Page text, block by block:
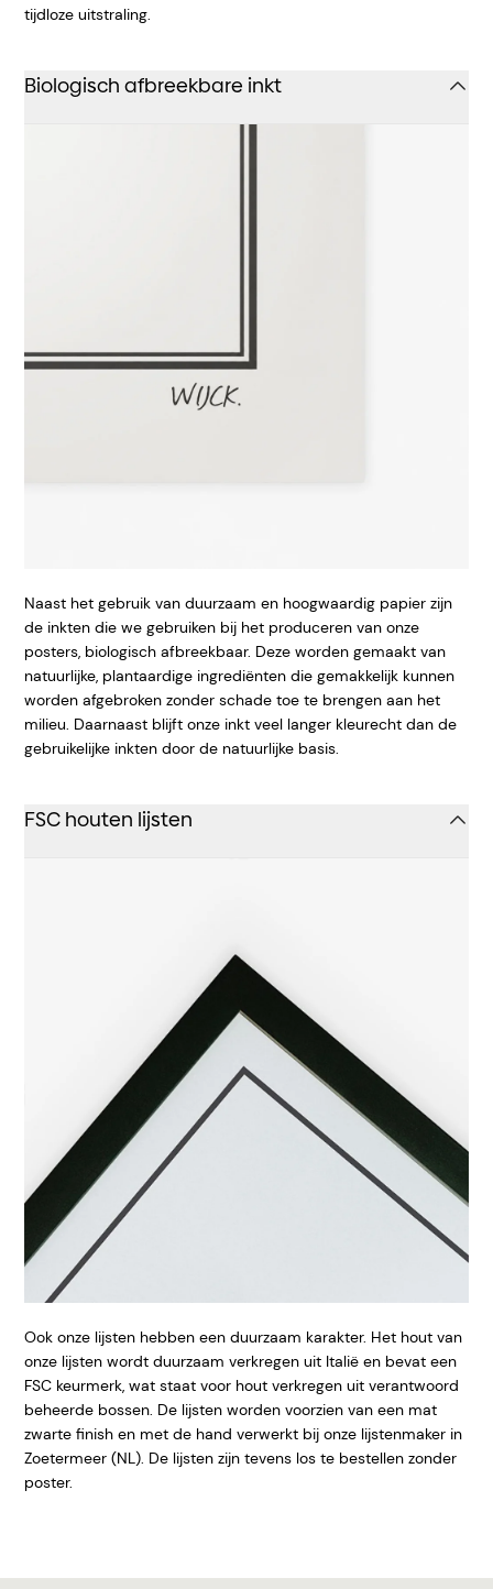
tijdloze uitstraling.
Biologisch afbreekbare inkt
Naast het gebruik van duurzaam en hoogwaardig papier zijn
de inkten die we gebruiken bij het produceren van onze
posters, biologisch afbreekbaar. Deze worden gemaakt van
natuurlijke, plantaardige ingrediënten die gemakkelijk kunnen
worden afgebroken zonder schade toe te brengen aan het
milieu. Daarnaast blijft onze inkt veel langer kleurecht dan de
gebruikelijke inkten door de natuurlijke basis.
FSC houten lijsten
Ook onze lijsten hebben een duurzaam karakter. Het hout van
onze lijsten wordt duurzaam verkregen uit Italië en bevat een
FSC keurmerk, wat staat voor hout verkregen uit verantwoord
beheerde bossen. De lijsten worden voorzien van een mat
zwarte finish en met de hand verwerkt bij onze lijstenmaker in
Zoetermeer (NL). De lijsten zijn tevens los te bestellen zonder
poster.